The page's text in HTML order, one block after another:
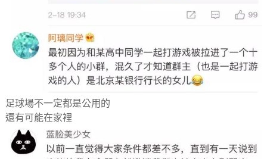
足球場不一定都是公用的
還有可能在家裡